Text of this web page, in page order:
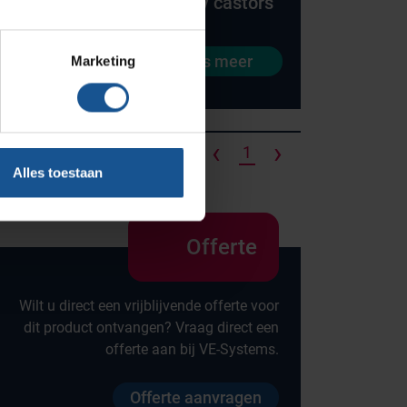
Marketing
Alles toestaan
Lees meer
‹ 1 ›
Offerte
Wilt u direct een vrijblijvende offerte voor
dit product ontvangen? Vraag direct een
offerte aan bij VE-Systems.
Offerte aanvragen
Contact
Ons team
Klantcases
Vacatures